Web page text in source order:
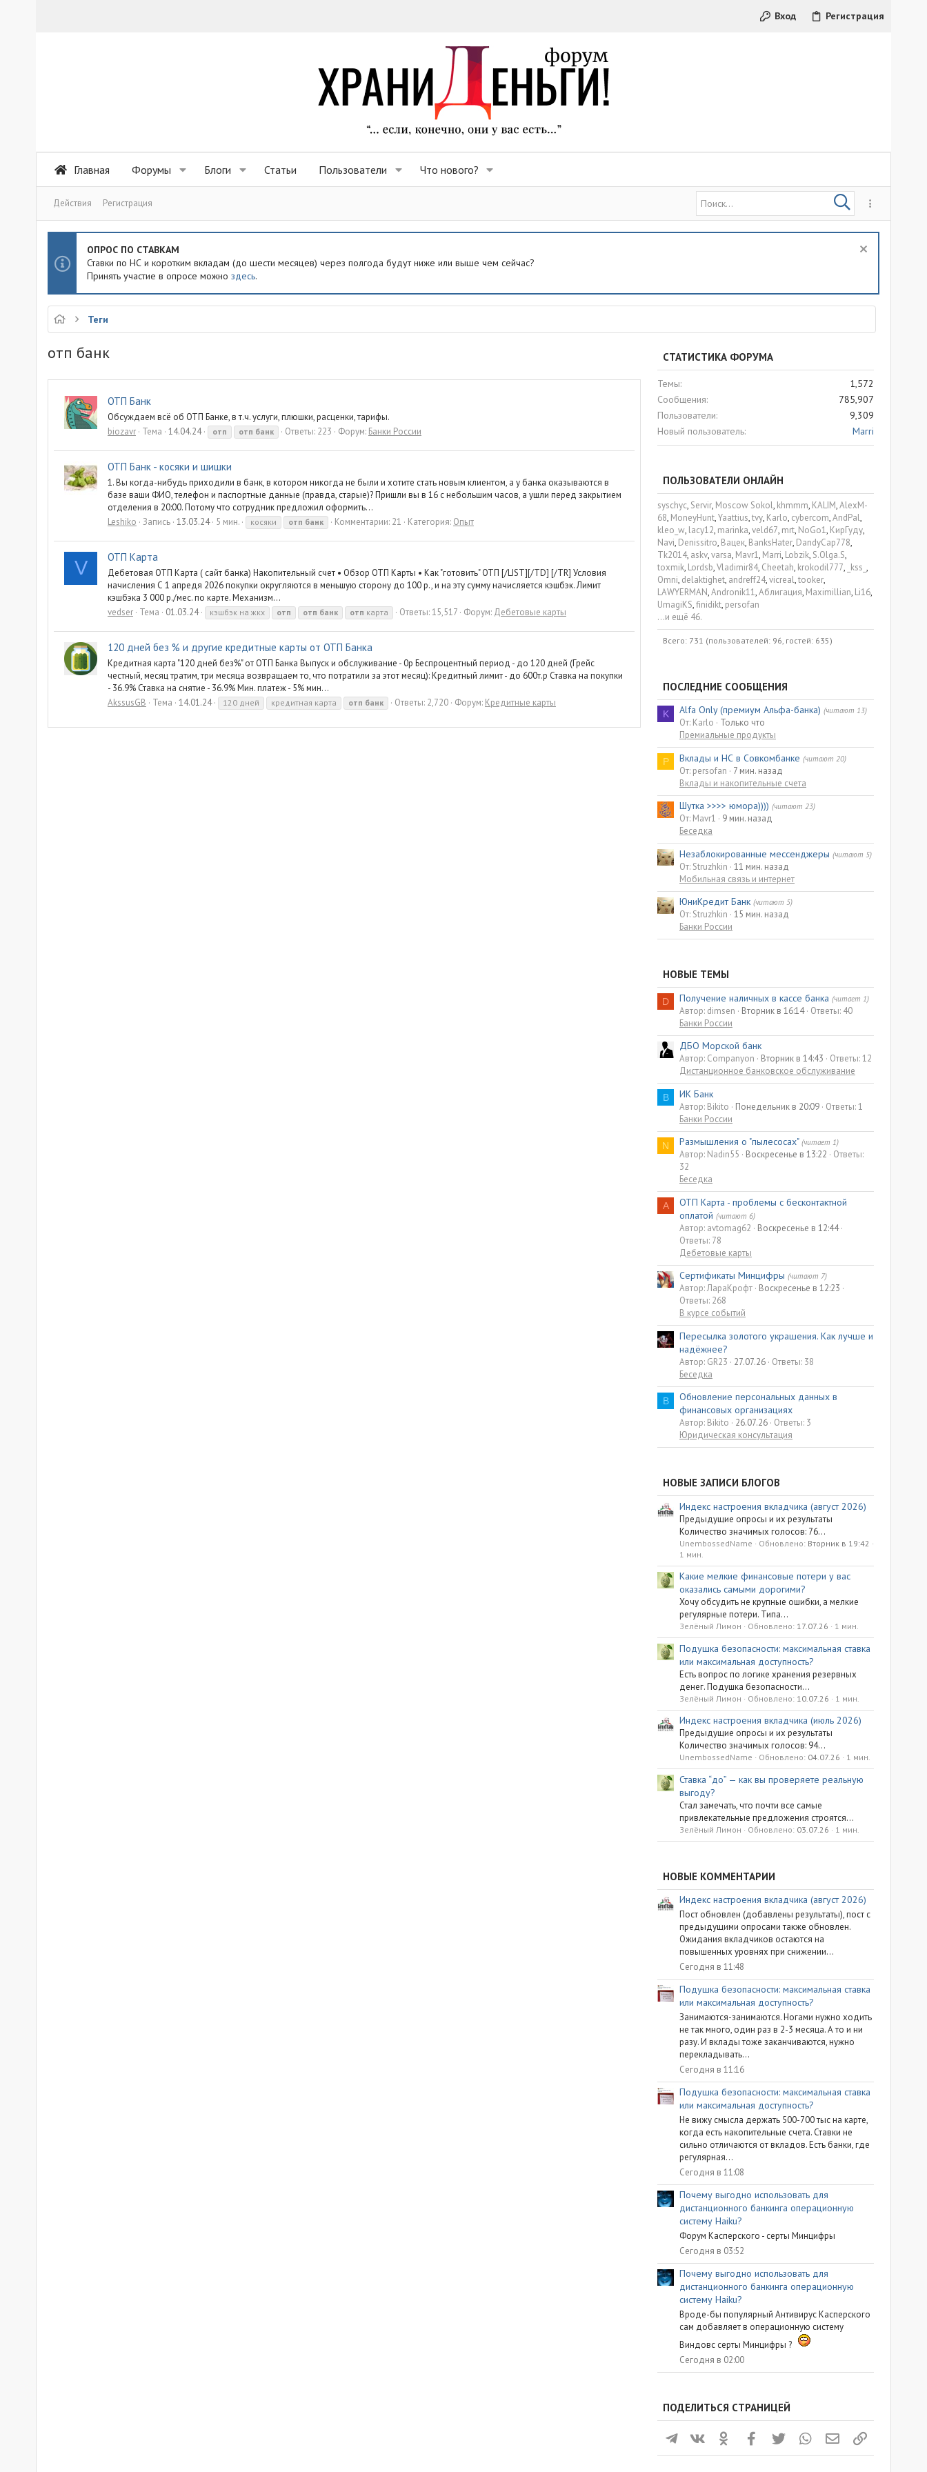
Вход Регистрация
Главная Форумы Блоги Статьи Пользователи Что нового?
Действия Регистрация
ОПРОС ПО СТАВКАМ
Ставки по НС и коротким вкладам (до шести месяцев) через полгода будут ниже или выше чем сейчас?
Принять участие в опросе можно здесь.
Теги
отп банк
ОТП Банк
Обсуждаем всё об ОТП Банке, в т.ч. услуги, плюшки, расценки, тарифы.
biozavr Тема 14.04.24 отп отп банк Ответы: 223 Форум: Банки России
ОТП Банк - косяки и шишки
1. Вы когда-нибудь приходили в банк, в котором никогда не были и хотите стать новым клиентом, а у банка оказываются в
базе ваши ФИО, телефон и паспортные данные (правда, старые)? Пришли вы в 16 с небольшим часов, а ушли перед закрытием
отделения в 20:00. Потому что сотрудник предложил оформить...
Leshiko Запись 13.03.24 5 мин. косяки отп банк Комментарии: 21 Категория: Опыт
V ОТП Карта
Дебетовая ОТП Карта ( сайт банка) Накопительный счет • Обзор ОТП Карты • Как "готовить" ОТП [/LIST][/TD] [/TR] Условия
начисления С 1 апредя 2026 покупки округляются в меньшую сторону до 100 р., и на эту сумму начисляется кэшбэк. Лимит
кэшбэка 3 000 р./мес. по карте. Механизм...
vedser Тема 01.03.24 кэшбэк на жкх отп отп банк отп карта Ответы: 15,517 Форум: Дебетовые карты
120 дней без % и другие кредитные карты от ОТП Банка
Кредитная карта "120 дней без%" от ОТП Банка Выпуск и обслуживание - 0р Беспроцентный период - до 120 дней (Грейс
честный, месяц тратим, три месяца возвращаем то, что потратили за этот месяц): Кредитный лимит - до 600т.р Ставка на покупки
- 36.9% Ставка на снятие - 36.9% Мин. платеж - 5% мин...
AkssusGB
Тема 14.01.24 120 дней кредитная карта отп банк Ответы: 2,720 Форум: Кредитные карты
СТАТИСТИКА ФОРУМА
Темы
1,572
Сообщения
785,907
Пользователи
9,309
Новый пользователь
Marri
ПОЛЬЗОВАТЕЛИ ОНЛАЙН
syschyc Servir Moscow Sokol khmmm KALIM AlexM-
68 MoneyHunt Yaattius tvy Karlo cybercom AndPal
kleo_w lacy12 marinka veld67 mrt NoGo1 КирГуду
Navi Denissitro Вацек BanksHater DandyCap778
Tk2014 askv varsa Mavr1 Marri Lobzik S.Olga.S
toxmik Lordsb Vladimir84 Cheetah krokodil777
_kss_
Omni delaktighet andreff24 vicreal tooker
LAWYERMAN Andronik11 Аблигация Maximillian Li16
UmagiKS finidikt persofan
...и ещё 46.
Всего: 731 (пользователей: 96, гостей: 635)
ПОСЛЕДНИЕ СООБЩЕНИЯ
K Alfa Only (премиум Альфа-банка) (читают 13)
От: Karlo
Только что
Премиальные продукты
P Вклады и НС в Совкомбанке (читают 20)
От: persofan
7 мин. назад
Вклады и накопительные счета
Шутка >>>> юмора)))) (читают 23)
От: Mavr1
9 мин. назад
Беседка
Незаблокированные мессенджеры (читают 5)
От: Struzhkin 11 мин. назад
Мобильная связь и интернет
ЮниКредит Банк (читают 5)
От: Struzhkin 15 мин. назад
Банки России
НОВЫЕ ТЕМЫ
D Получение наличных в кассе банка (читает 1)
Автор: dimsen Вторник в 16:14 Ответы: 40
Банки России
ДБО Морской банк
Автор: Companyon Вторник в 14:43
Ответы: 12
Дистанционное банковское обслуживание
B ИК Банк
Автор: Bikito Понедельник в 20:09 Ответы: 1
Банки России
N Размышления о "пылесосах" (читает 1)
Автор: Nadin55 Воскресенье в 13:22
Ответы:
32
Беседка
A
ОТП Карта - проблемы с бесконтактной
оплатой (читают 6)
Автор: avtomag62
Воскресенье в 12:44
Ответы: 78
Дебетовые карты
Сертификаты Минцифры (читают 7)
Автор: ЛараКрофт Воскресенье в 12:23
Ответы: 268
В курсе событий
Пересылка золотого украшения. Как лучше и
надёжнее?
Автор: GR23 27.07.26 Ответы: 38
Беседка
B
Обновление персональных данных в
финансовых организациях
Автор: Bikito 26.07.26 Ответы: 3
Юридическая консультация
НОВЫЕ ЗАПИСИ БЛОГОВ
Индекс настроения вкладчика (август 2026)
Предыдущие опросы и их результаты
Количество значимых голосов: 76...
UnembossedName Обновлено: Вторник в 19:42
1 мин.
Какие мелкие финансовые потери у вас
оказались самыми дорогими?
Хочу обсудить не крупные ошибки, а мелкие
регулярные потери. Типа...
Зелёный Лимон Обновлено: 17.07.26 1 мин.
Подушка безопасности: максимальная ставка
или максимальная доступность?
Есть вопрос по логике хранения резервных
денег. Подушка безопасности...
Зелёный Лимон Обновлено: 10.07.26 1 мин.
Индекс настроения вкладчика (июль 2026)
Предыдущие опросы и их результаты
Количество значимых голосов: 94...
UnembossedName Обновлено: 04.07.26 1 мин.
Ставка “до” — как вы проверяете реальную
выгоду?
Стал замечать, что почти все самые
привлекательные предложения строятся...
Зелёный Лимон Обновлено: 03.07.26 1 мин.
НОВЫЕ КОММЕНТАРИИ
Индекс настроения вкладчика (август 2026)
Пост обновлен (добавлены результаты), пост с
предыдущими опросами также обновлен.
Ожидания вкладчиков остаются на
повышенных уровнях при снижении...
Сегодня в 11:48
Подушка безопасности: максимальная ставка
или максимальная доступность?
Занимаются-занимаются. Ногами нужно ходить
не так много, один раз в 2-3 месяца. А то и ни
разу. И вклады тоже заканчиваются, нужно
перекладывать...
Сегодня в 11:16
Подушка безопасности: максимальная ставка
или максимальная доступность?
Не вижу смысла держать 500-700 тыс на карте,
когда есть накопительные счета. Ставки не
сильно отличаются от вкладов. Есть банки, где
регулярная...
Сегодня в 11:08
Почему выгодно использовать для
дистанционного банкинга операционную
систему Haiku?
Форум Касперского - серты Минцифры
Сегодня в 03:52
Почему выгодно использовать для
дистанционного банкинга операционную
систему Haiku?
Вроде-бы популярный Антивирус Касперского
сам добавляет в операционную систему
Виндовс серты Минцифры ?
Сегодня в 02:00
ПОДЕЛИТЬСЯ СТРАНИЦЕЙ
ТелеграмВКонтактеОдноклассники
FacebookTwitter WhatsAppЭлектронная почта